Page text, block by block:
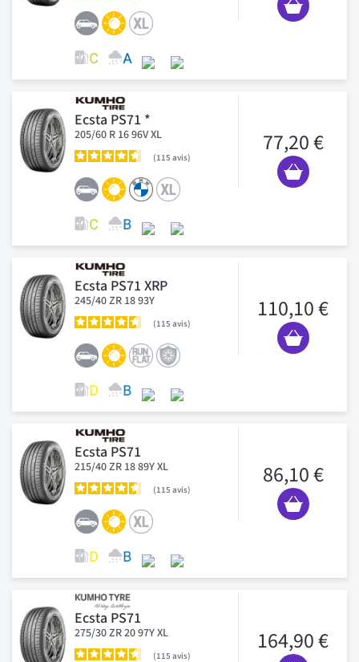
Ecsta PS71 *
205/60 R 16 96V XL
115 avis
77,20 €
Ecsta PS71 XRP
245/40 ZR 18 93Y
115 avis
110,10 €
Ecsta PS71
215/40 ZR 18 89Y XL
115 avis
86,10 €
Ecsta PS71
275/30 ZR 20 97Y XL
115 avis
164,90 €